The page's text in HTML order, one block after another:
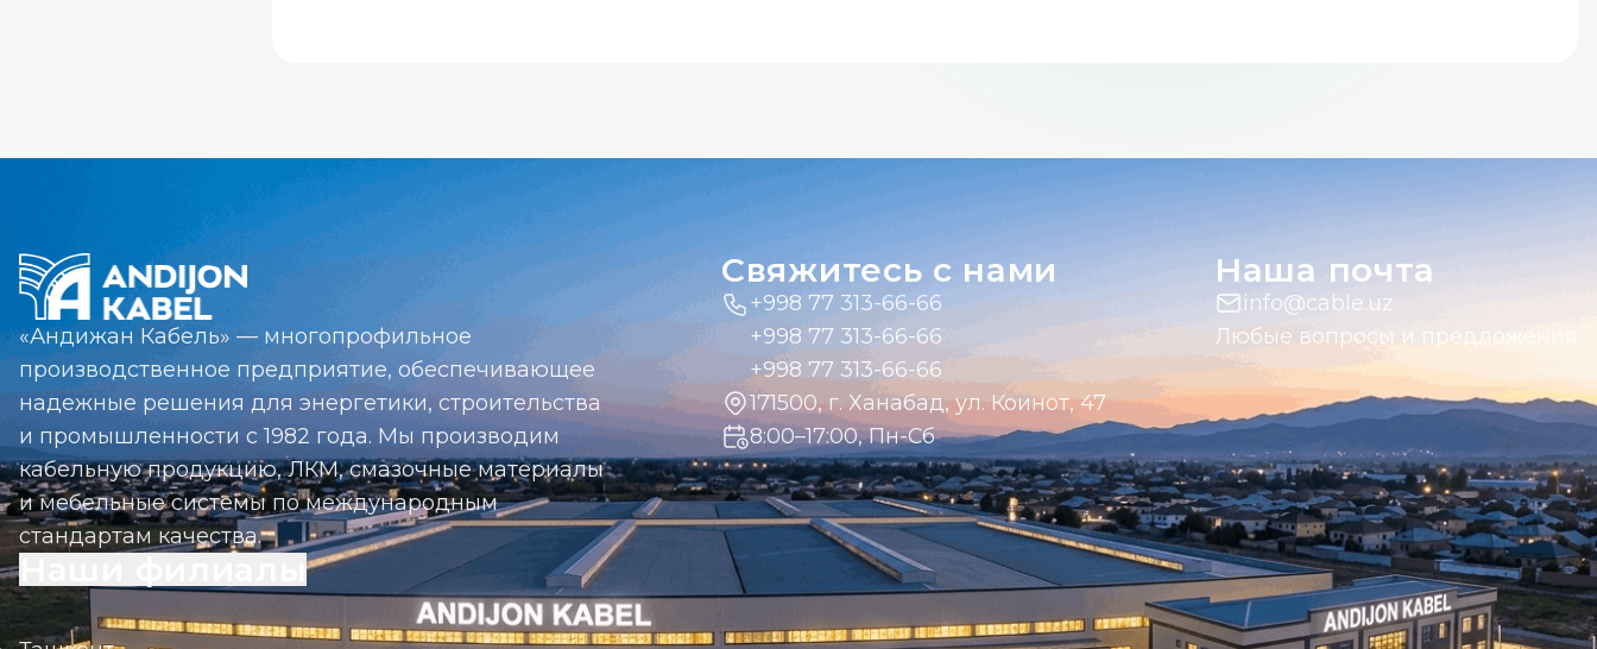
«Андижан Кабель» — многопрофильное
производственное предприятие, обеспечивающее
надежные решения для энергетики, строительства
и промышленности с 1982 года. Мы производим
кабельную продукцию, ЛКМ, смазочные материалы
и мебельные системы по международным
стандартам качества.
Свяжитесь с нами
+998 77 313-66-66
+998 77 313-66-66
+998 77 313-66-66
171500, г. Ханабад, ул. Коинот, 47
8:00–17:00, Пн-Сб
Наша почта
info@cable.uz
Любые вопросы и предложения
Наши филиалы